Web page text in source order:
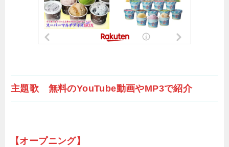
主題歌 無料のYouTube動画やMP3で紹介
【オープニング】